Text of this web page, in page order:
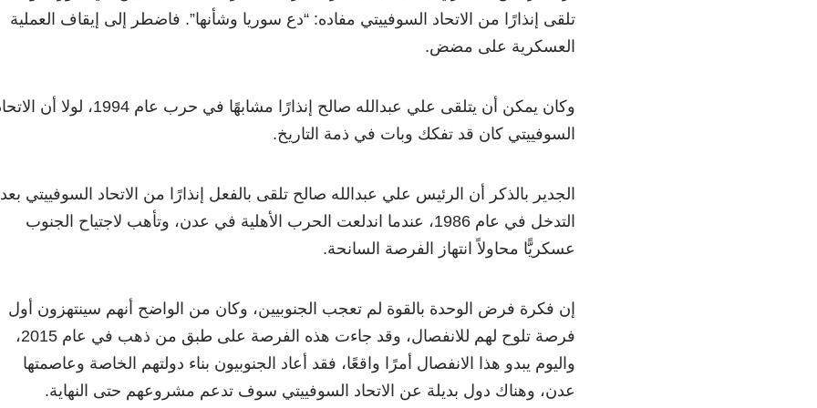
تلقى إنذارًا من الاتحاد السوفييتي مفاده: “دع سوريا وشأنها”. فاضطر إلى إيقاف العملية
العسكرية على مضض.
وكان يمكن أن يتلقى علي عبدالله صالح إنذارًا مشابهًا في حرب عام 1994، لولا أن
السوفييتي كان قد تفكك وبات في ذمة التاريخ.
الجدير بالذكر أن الرئيس علي عبدالله صالح تلقى بالفعل إنذارًا من الاتحاد السوفييتي
التدخل في عام 1986، عندما اندلعت الحرب الأهلية في عدن، وتأهب لاجتياح الجنوب
عسكريًّا محاولاً انتهاز الفرصة السانحة.
إن فكرة فرض الوحدة بالقوة لم تعجب الجنوبيين، وكان من الواضح أنهم سينتهزون أول
فرصة تلوح لهم للانفصال، وقد جاءت هذه الفرصة على طبق من ذهب في عام 2015،
واليوم يبدو هذا الانفصال أمرًا واقعًا، فقد أعاد الجنوبيون بناء دولتهم الخاصة وعاصمتها
عدن، وهناك دول بديلة عن الاتحاد السوفييتي سوف تدعم مشروعهم حتى النهاية.